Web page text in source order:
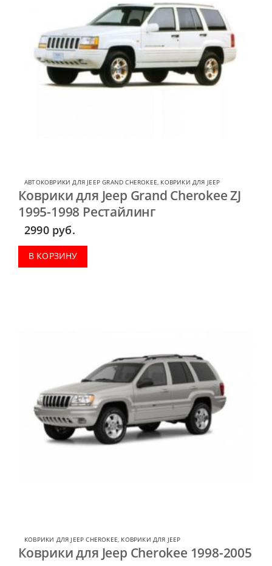
АВТОКОВРИКИ ДЛЯ JEEP GRAND CHEROKEE КОВРИКИ ДЛЯ JEEP
Коврики для Jeep Grand Cherokee ZJ
1995-1998 Рестайлинг
2990 руб.
В КОРЗИНУ
КОВРИКИ ДЛЯ JEEP CHEROKEE КОВРИКИ ДЛЯ JEEP
Коврики для Jeep Cherokee 1998-2005